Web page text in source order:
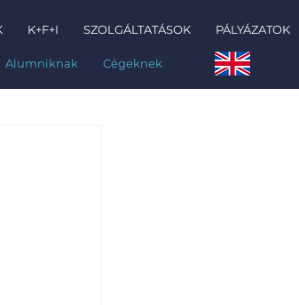
Alumniknak Cégeknek
K+F+I SZOLGÁLTATÁSOK PÁLYÁZATOK